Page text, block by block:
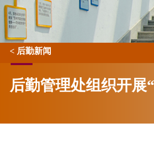
< 后勤新闻
后勤管理处组织开展